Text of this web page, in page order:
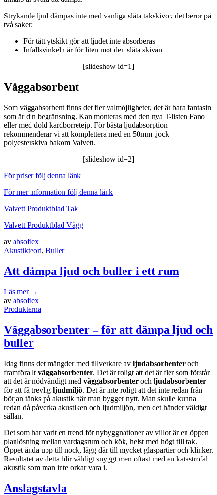
Strykande ljud dämpas inte med vanliga släta takskivor, det beror på
två saker:
För tätt ytskikt gör att ljudet inte absorberas
Infallsvinkeln är för liten mot den släta skivan
[slideshow id=1]
Väggabsorbent
Som väggabsorbent finns det fler valmöjligheter, det är bara fantasin
som är din begränsning. Kan monteras med den nya T-listen Fano
eller med dold kardborretejp. För bästa ljudabsorption
rekommenderar vi att komplettera med en 50mm tjock
polyesterskiva bakom Valvett.
[slideshow id=2]
För priser följ denna länk
För mer information följ denna länk
Valvett Produktblad Tak
Valvett Produktblad Vägg
av absoflex
Akustikteori, Buller
Att dämpa ljud och buller i ett rum
Läs mer→
av absoflex
Produkterna
Väggabsorbenter – för att dämpa ljud och
buller
Idag finns det mängder med tillverkare av ljudabsorbenter och
framförallt väggabsorbenter. Det är roligt att det är fler som förstår
att det är nödvändigt med väggabsorbenter och ljudabsorbenter
för att få trevlig ljudmiljö. Det är inte roligt att det inte redan från
början tänks på akustik när man bygger nytt. Man skulle kunna
redan då påverka akustiken och ljudmiljön, men det händer väldigt
sällan.
Det som har varit en trend för nybyggnationer av villor är en öppen
planlösning mellan vardagsrum och kök, helst med högt till tak.
Öppet ända upp till nock, lägg där till mycket glaspartier och klinker.
Resultatet av detta blir väldigt snyggt men oftast med en katastrofal
akustik som man inte orkar vara i.
Anslagstavla